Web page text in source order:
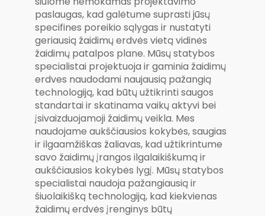
paslaugas, kad galėtume suprasti jūsų
specifines poreikio sąlygas ir nustatyti
geriausią žaidimų erdvės vietą vidinės
žaidimų patalpos plane. Mūsų statybos
specialistai projektuoja ir gaminia žaidimų
erdves naudodami naujausią pažangią
technologiją, kad būtų užtikrinti saugos
standartai ir skatinama vaikų aktyvi bei
įsivaizduojamoji žaidimų veikla. Mes
naudojame aukščiausios kokybės, saugias
ir ilgaamžiškas žaliavas, kad užtikrintume
savo žaidimų įrangos ilgalaikiškumą ir
aukščiausios kokybės lygį. Mūsų statybos
specialistai naudoja pažangiausią ir
šiuolaikišką technologiją, kad kiekvienas
žaidimų erdvės įrenginys būtų